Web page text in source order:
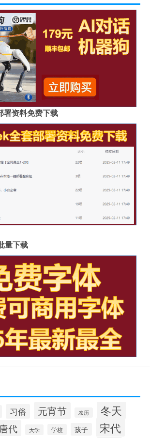
署资料免费下载
量下载
习俗 元宵节 农历 冬天
唐代 大学 学校 孩子 宋代